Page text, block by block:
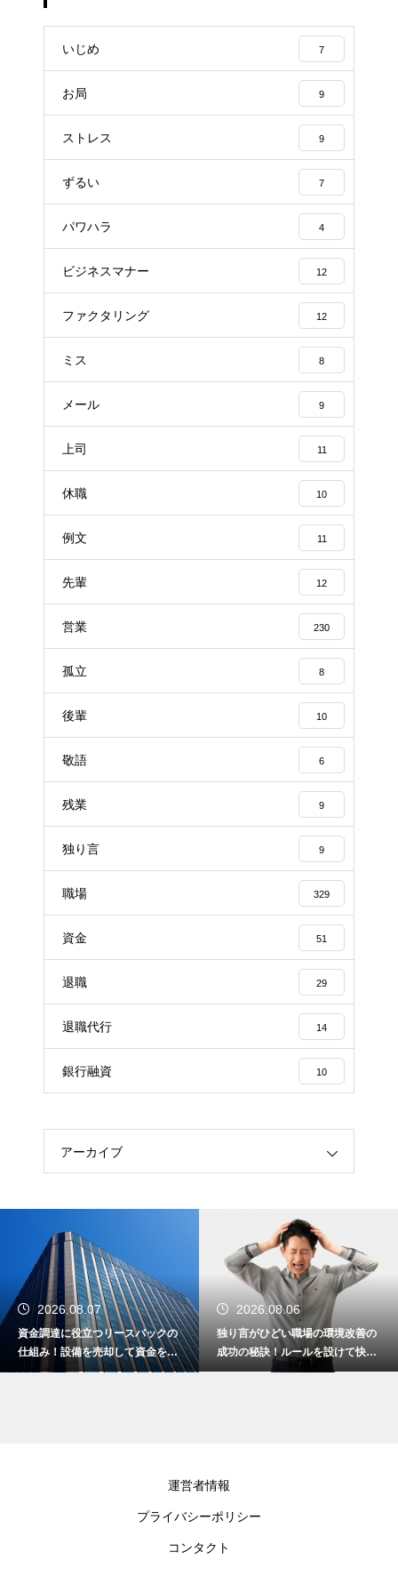
いじめ 7
お局 9
ストレス 9
ずるい 7
パワハラ 4
ビジネスマナー 12
ファクタリング 12
ミス 8
メール 9
上司 11
休職 10
例文 11
先輩 12
営業 230
孤立 8
後輩 10
敬語 6
残業 9
独り言 9
職場 329
資金 51
退職 29
退職代行 14
銀行融資 10
アーカイブ
2026.08.06
独り言がひどい職場の環境改善の
成功の秘訣！ルールを設けて快適
な空間を作る
2026.08.06
退職代行の利用後に離職票が届か
ない時の対策！スムーズに失業保
険をもらう
運営者情報
プライバシーポリシー
コンタクト